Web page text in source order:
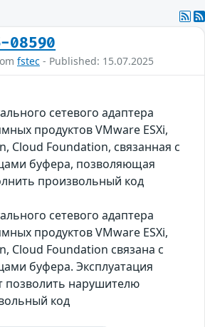
08590
fstec - Published: 15.07.2025
сетевого адаптера
продуктов VMware ESXi,
Cloud Foundation, связанная с
буфера, позволяющая
произвольный код
сетевого адаптера
продуктов VMware ESXi,
Cloud Foundation связана с
буфера. Эксплуатация
позволить нарушителю
код